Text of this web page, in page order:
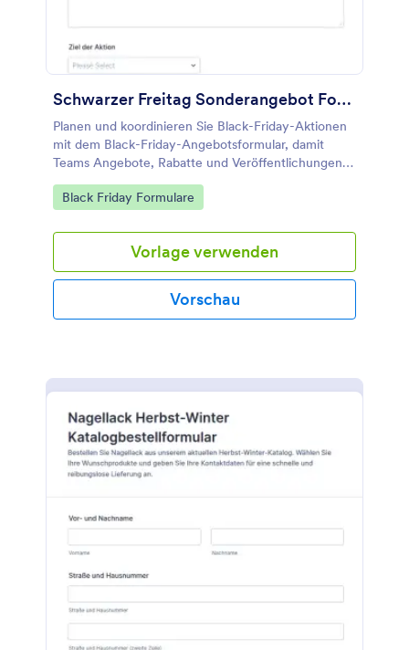
Schwarzer Freitag Sonderangebot Formular
Planen und koordinieren Sie Black-Friday-Aktionen
mit dem Black-Friday-Angebotsformular, damit
Teams Angebote, Rabatte und Veröffentlichungen
zentral erfassen und als Formularantworten in
Jotform für die Datenerfassung bündeln.
Go to Category:
Black Friday Formulare
Vorlage verwenden
Vorschau